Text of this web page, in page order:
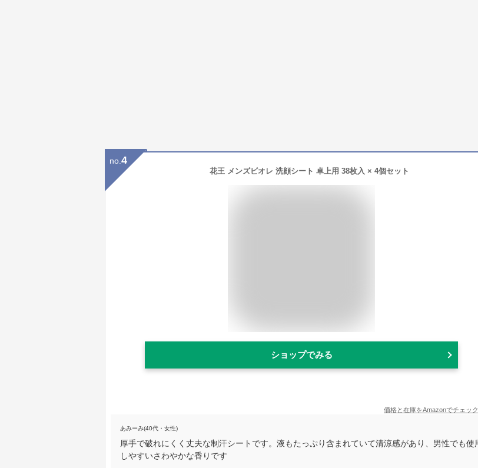
no. 4
花王 メンズビオレ 洗顔シート 卓上用 38枚入 × 4個セット
ショップでみる
価格と在庫をAmazonでチェック
あみーみ(40代・女性)
厚手で破れにくく丈夫な制汗シートです。液もたっぷり含まれていて清涼感があり、男性でも使
しやすいさわやかな香りです